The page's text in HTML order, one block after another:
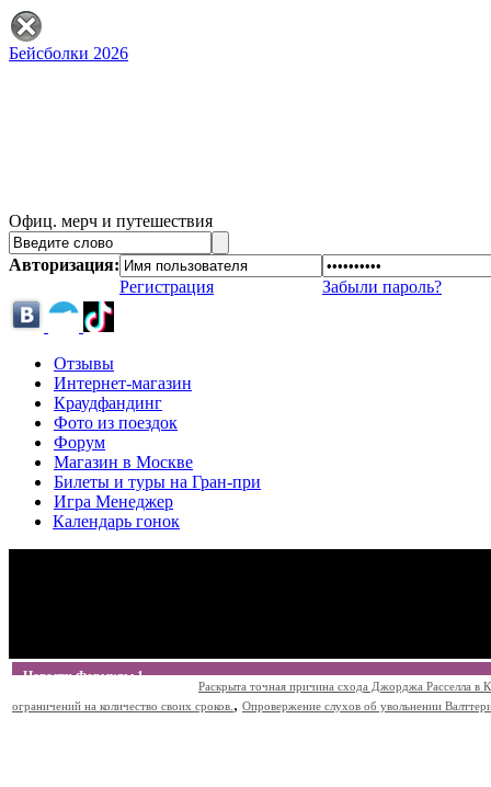
Бейсболки 2026
Офиц. мерч и путешествия
Авторизация:
Регистрация
Забыли пароль?
Отзывы
Интернет-магазин
Краудфандинг
Фото из поездок
Форум
Магазин в Москве
Билеты и туры на Гран-при
Игра Менеджер
Календарь гонок
Новости Формулы 1
Раскрыта точная причина схода Джорджа Расселла в
ограничений на количество своих сроков. , Опровержение слухов об увольнении